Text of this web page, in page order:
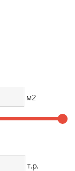
м2
т.р.